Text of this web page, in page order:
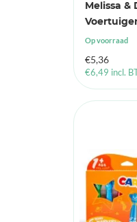
Melissa &
Op voorraad
€5,36
€6,49 incl.